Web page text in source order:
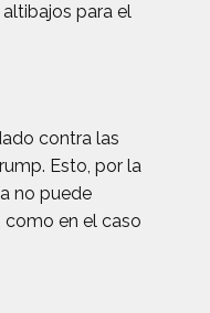
para el
contra las
Esto, por la
no puede
como en el caso